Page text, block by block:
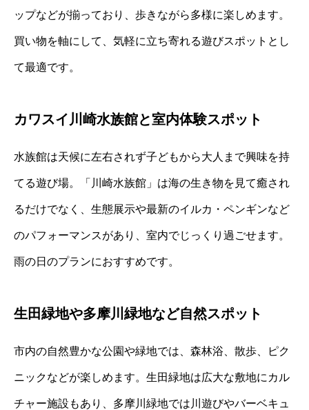
ップなどが揃っており、歩きながら多様に楽しめます。
買い物を軸にして、気軽に立ち寄れる遊びスポットとし
て最適です。
カワスイ川崎水族館と室内体験スポット
水族館は天候に左右されず子どもから大人まで興味を持
てる遊び場。「川崎水族館」は海の生き物を見て癒され
るだけでなく、生態展示や最新のイルカ・ペンギンなど
のパフォーマンスがあり、室内でじっくり過ごせます。
雨の日のプランにおすすめです。
生田緑地や多摩川緑地など自然スポット
市内の自然豊かな公園や緑地では、森林浴、散歩、ピク
ニックなどが楽しめます。生田緑地は広大な敷地にカル
チャー施設もあり、多摩川緑地では川遊びやバーベキュ